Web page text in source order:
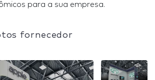
para a sua empresa.
fornecedor